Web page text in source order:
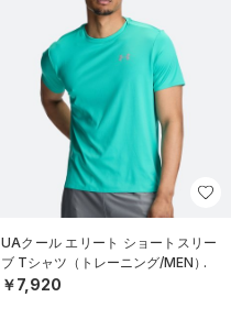
UAクール エリート ショートスリー
ブ Tシャツ（トレーニング/MEN）
￥7,920